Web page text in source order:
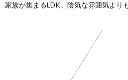
家族が集まるLDK。陰気な雰囲気より